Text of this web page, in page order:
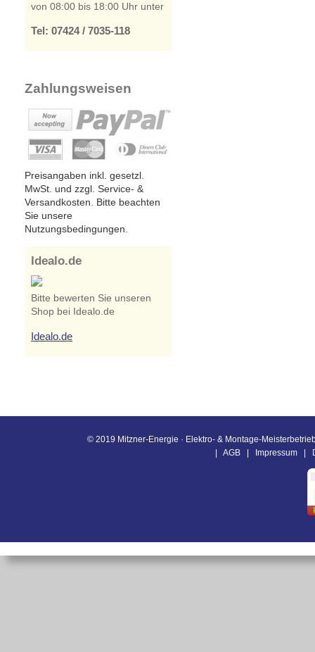
von 08:00 bis 18:00 Uhr unter
Tel: 07424 / 7035-118
Zahlungsweisen
Preisangaben inkl. gesetzl.
MwSt. und zzgl. Service- &
Versandkosten. Bitte beachten
Sie unsere
Nutzungsbedingungen.
Idealo.de
Bitte bewerten Sie unseren
Shop bei Idealo.de
Idealo.de
© 2019 Mitzner-Energie · Elektro- & Montage-
| AGB | Impressum |